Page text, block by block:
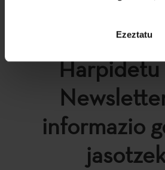
Ezeztatu
Harpidetu
informazio